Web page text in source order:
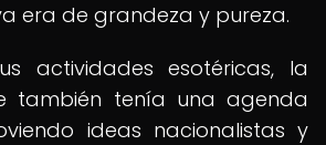
era de grandeza y pureza.
actividades esotéricas, la
también tenía una agenda
ideas nacionalistas y